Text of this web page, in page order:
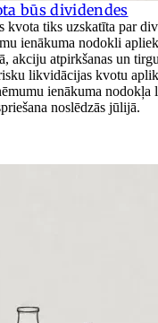
būs dividendes
kvota tiks uzskatīta par
ienākuma nodokli
akciju atpirkšanas un
likvidācijas kvotu
ienākuma nodokļa
noslēdzās jūlijā.